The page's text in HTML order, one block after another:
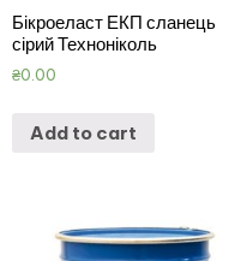
Бікроеласт ЕКП сланець
сірий Техноніколь
₴0.00
Add to cart